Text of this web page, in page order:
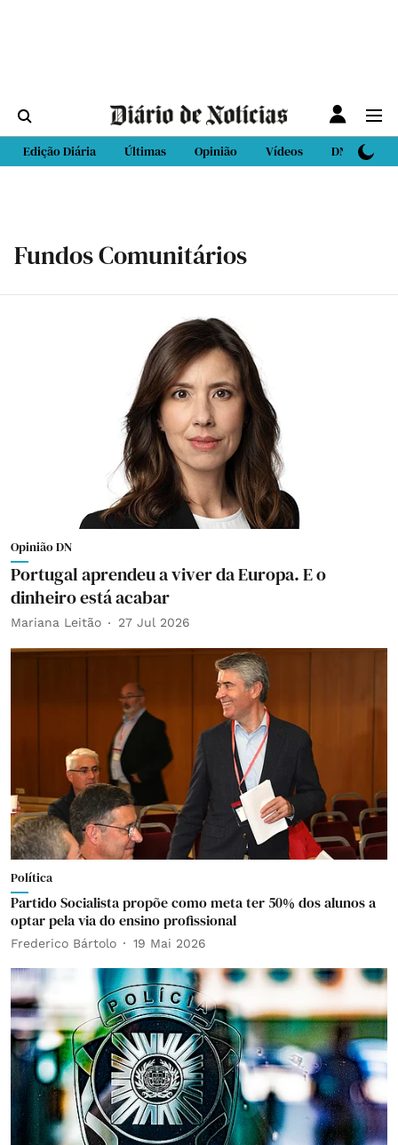
Edição Diária Últimas Opinião Vídeos DN Sport
Fundos Comunitários
Opinião DN
Portugal aprendeu a viver da Europa. E o
dinheiro está acabar
Mariana Leitão 27 Jul 2026
Política
Partido Socialista propõe como meta ter 50% dos alunos a
optar pela via do ensino profissional
Frederico Bártolo 19 Mai 2026